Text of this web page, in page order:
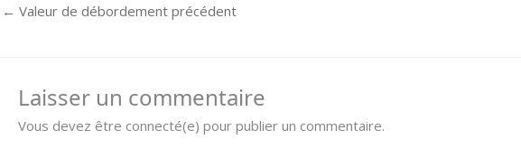
← Valeur de débordement précédent
Laisser un commentaire
Vous devez être connecté(e) pour publier un commentaire.